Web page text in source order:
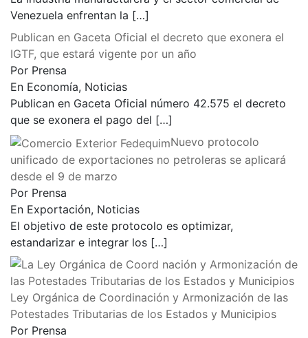
Venezuela enfrentan la […]
Publican en Gaceta Oficial el decreto que exonera el
IGTF, que estará vigente por un año
Por Prensa
En Economía, Noticias
Publican en Gaceta Oficial número 42.575 el decreto
que se exonera el pago del […]
Nuevo protocolo
unificado de exportaciones no petroleras se aplicará
desde el 9 de marzo
Por Prensa
En Exportación, Noticias
El objetivo de este protocolo es optimizar,
estandarizar e integrar los […]
Ley Orgánica de Coordinación y Armonización de las
Potestades Tributarias de los Estados y Municipios
Por Prensa